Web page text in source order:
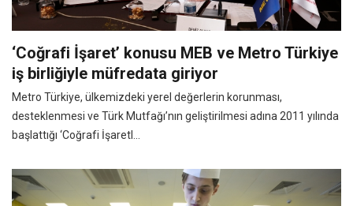
‘Coğrafi İşaret’ konusu MEB ve Metro Türkiye
iş birliğiyle müfredata giriyor
Metro Türkiye, ülkemizdeki yerel değerlerin korunması,
desteklenmesi ve Türk Mutfağı’nın geliştirilmesi adına 2011 yılında
başlattığı ‘Coğrafi İşaretl...